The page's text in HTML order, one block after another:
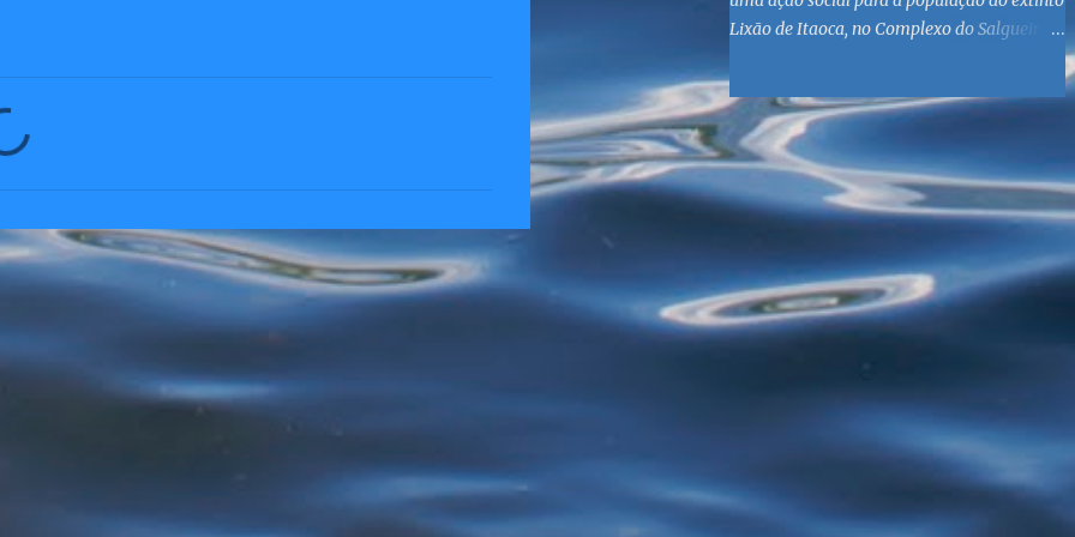
Lixão de Itaoca, no Complexo do Salgueiro,
catadores locais, como comida e material
higiênico, além de atendimento médico. O
Fórum Local espera contar com a
participação de ONGs locais e da população
do município. Aos interessados em
participar, basta se dirigir à Rua Dr.
Feliciano Sodré 82, Sala 104 – Centro, no
horário 9h às 17h, de segunda a sexta. Mais
informações também podem ser obtidas
agenda21sg@r7.com . O Lixão do Salgueiro
foi fechado em fevereiro por determinação
do Governo Federal, que está instituindo o
fim de lixões no Brasil até 2014. Os
habitantes da região que viviam do lixo há